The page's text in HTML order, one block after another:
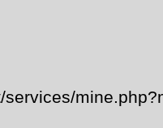
services/